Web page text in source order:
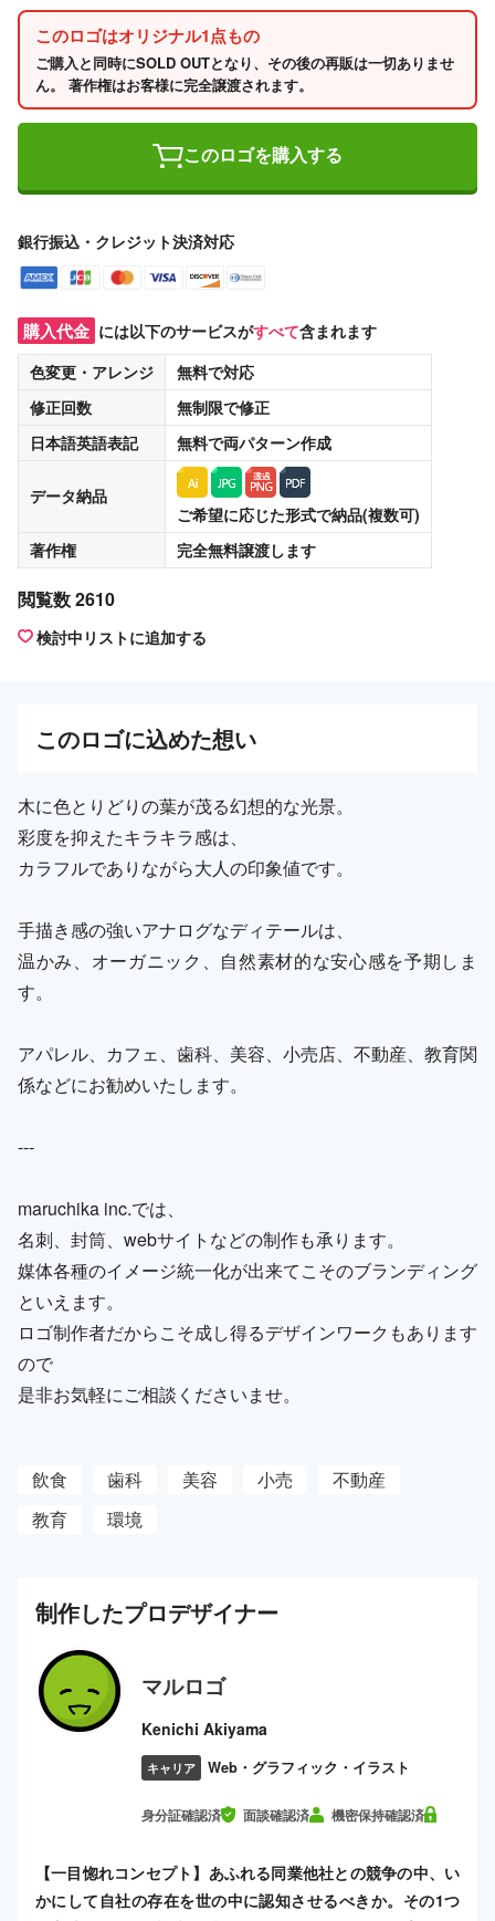
このロゴはオリジナル1点もの
ご購入と同時にSOLD OUTとなり、その後の再販は一切ありませ
ん。 著作権はお客様に完全譲渡されます。
このロゴを購入する
銀行振込・クレジット決済対応
購入代金 には以下のサービスがすべて含まれます
色変更・アレンジ
無料で対応
修正回数
無制限で修正
日本語英語表記
無料で両パターン作成
データ納品
ご希望に応じた形式で納品(複数可)
著作権
完全無料譲渡します
閲覧数 2610
検討中リストに追加する
このロゴに込めた想い
木に色とりどりの葉が茂る幻想的な光景。
彩度を抑えたキラキラ感は、
カラフルでありながら大人の印象値です。
手描き感の強いアナログなディテールは、
温かみ、オーガニック、自然素材的な安心感を予期しま
す。
アパレル、カフェ、歯科、美容、小売店、不動産、教育関
係などにお勧めいたします。
---
maruchika inc.では、
名刺、封筒、webサイトなどの制作も承ります。
媒体各種のイメージ統一化が出来てこそのブランディング
といえます。
ロゴ制作者だからこそ成し得るデザインワークもあります
ので
是非お気軽にご相談くださいませ。
飲食 歯科 美容 小売
不動産
教育
環境
制作したプロデザイナー
マルロゴ
Kenichi Akiyama
キャリア Web・グラフィック・イラスト
身分証確認済 面談確認済 機密保持確認済
【一目惚れコンセプト】あふれる同業他社との競争の中、い
かにして自社の存在を世の中に認知させるべきか。その1つ